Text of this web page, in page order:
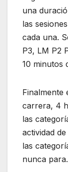
una
las
cada una.
P3, LM P2
10 minutos
Finalmente
carrera, 4
las
actividad
las
nunca para.